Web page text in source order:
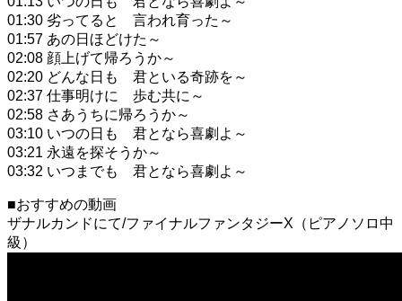
01:30 劣ってると 言われ育った～
01:57 あの日ほどけた～
02:08 顔上げて帰ろうか～
02:20 どんな日も 君といる奇跡を～
02:37 仕事明けに 歩む共に～
02:58 さあうちに帰ろうか～
03:10 いつの日も 君となら喜劇よ～
03:21 永遠を探そうか～
03:32 いつまでも 君となら喜劇よ～
■おすすめの動画
ザナルカンドにて/ファイナルファンタジーX（ピアノソロ中
級）